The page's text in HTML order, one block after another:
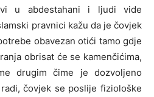
u abdestahani i ljudi vide
pravnici kažu da je čovjek
obavezan otići tamo gdje
obrisat će se kamenčićima,
drugim čime je dozvoljeno
čovjek se poslije fiziološke